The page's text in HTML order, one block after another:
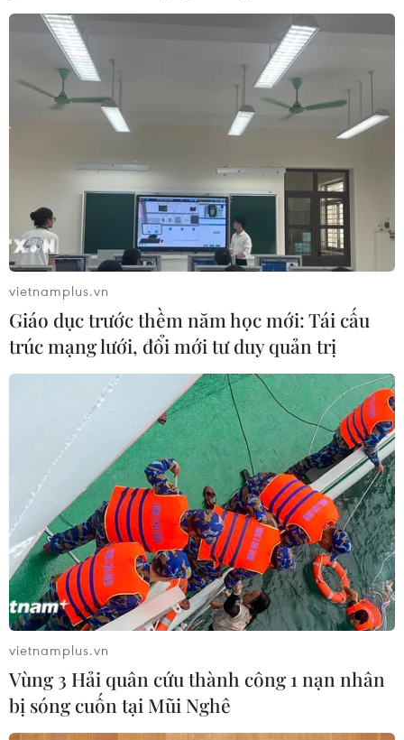
vietnamplus.vn
Giáo dục trước thềm năm học mới: Tái cấu
trúc mạng lưới, đổi mới tư duy quản trị
vietnamplus.vn
Vùng 3 Hải quân cứu thành công 1 nạn nhân
bị sóng cuốn tại Mũi Nghê